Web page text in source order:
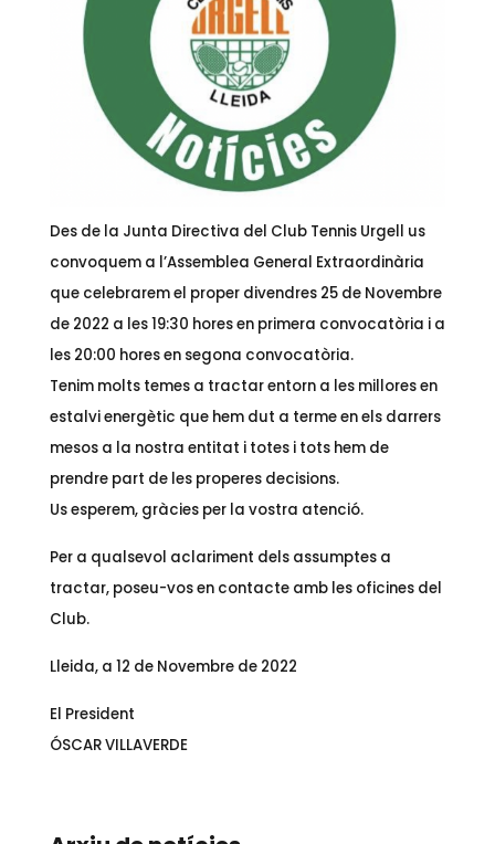
Des de la Junta Directiva del Club Tennis Urgell us
convoquem a l’Assemblea General Extraordinària
que celebrarem el proper divendres 25 de Novembre
de 2022 a les 19:30 hores en primera convocatòria i a
les 20:00 hores en segona convocatòria.
Tenim molts temes a tractar entorn a les millores en
estalvi energètic que hem dut a terme en els darrers
mesos a la nostra entitat i totes i tots hem de
prendre part de les properes decisions.
Us esperem, gràcies per la vostra atenció.
Per a qualsevol aclariment dels assumptes a
tractar, poseu-vos en contacte amb les oficines del
Club.
Lleida, a 12 de Novembre de 2022
El President
ÓSCAR VILLAVERDE